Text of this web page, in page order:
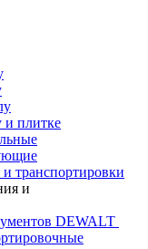
и плитке
транспортировки
и
DEWALT